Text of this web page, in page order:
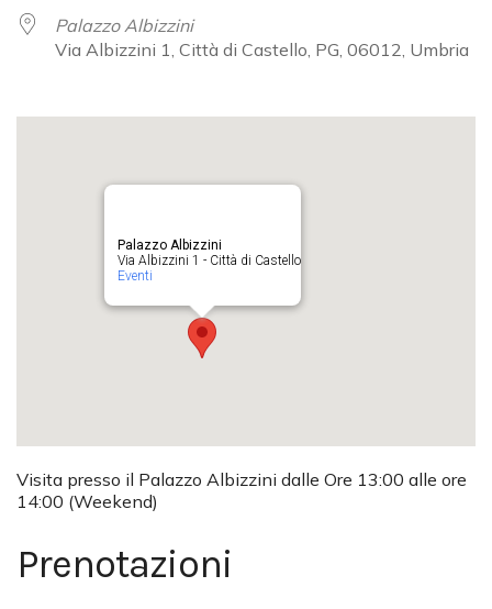
Palazzo Albizzini
Via Albizzini 1, Città di Castello, PG, 06012, Umbria
Palazzo Albizzini
Via Albizzini 1 - Città di Castello
Eventi
Visita presso il Palazzo Albizzini dalle Ore 13:00 alle ore
14:00 (Weekend)
Prenotazioni